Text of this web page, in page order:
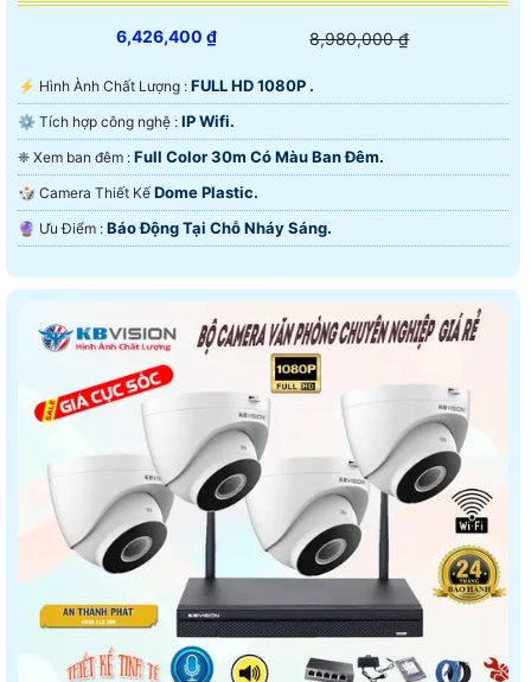
6,426,400 ₫ 8,980,000 ₫
️⚡ Hình Ành Chất Lượng : FULL HD 1080P .
⚙ Tích hợp công nghệ : IP Wifi.
❈ Xem ban đêm : Full Color 30m Có Màu Ban Ðêm.
🎲 Camera Thiết Kế Dome Plastic.
️🔮 Ưu Điểm : Báo Động Tại Chỗ Nháy Sáng.